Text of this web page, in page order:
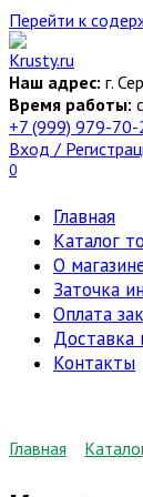
Перейти к
Наш адрес: г.
Время работы:
+7 (999) 979-70-
Вход /
0
Главная
Каталог
О
Заточка
Оплата
Доставка
Контакты
Главная